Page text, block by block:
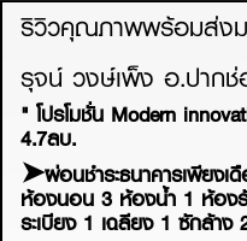
ริวิวคุณภาพพร้อมส่ง
รุจน์ วงษ์เพ็ง อ.ปาก
" โปรโมชั่น Modern
4.7ลบ.
➤ผ่อนชำระธนาคารเพียง
ห้องนอน 3 ห้องน้ำ 1 ห้อง
ระเบียง 1 เฉลียง 1 ซักล้าง